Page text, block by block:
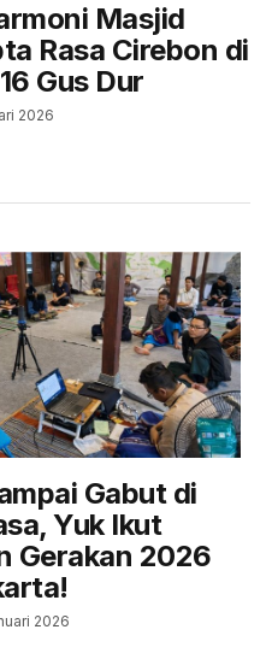
Masjid
Rasa Cirebon di
Gus Dur
2026
Gabut di
Yuk Ikut
Gerakan 2026
2026